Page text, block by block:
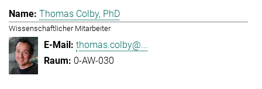
Thomas Colby, PhD
Wissenschaftlicher Mitarbeiter
thomas.colby@...
0-AW-030